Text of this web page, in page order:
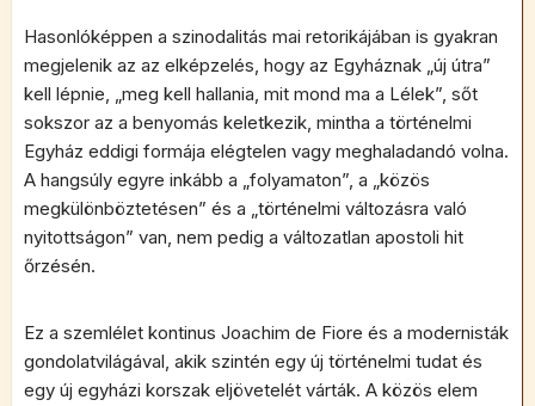
Hasonlóképpen a szinodalitás mai retorikájában is gyakran
megjelenik az az elképzelés, hogy az Egyháznak „új útra”
kell lépnie, „meg kell hallania, mit mond ma a Lélek”, sőt
sokszor az a benyomás keletkezik, mintha a történelmi
Egyház eddigi formája elégtelen vagy meghaladandó volna.
A hangsúly egyre inkább a „folyamaton”, a „közös
megkülönböztetésen” és a „történelmi változásra való
nyitottságon” van, nem pedig a változatlan apostoli hit
őrzésén.
Ez a szemlélet kontinus Joachim de Fiore és a modernisták
gondolatvilágával, akik szintén egy új történelmi tudat és
egy új egyházi korszak eljövetelét várták. A közös elem